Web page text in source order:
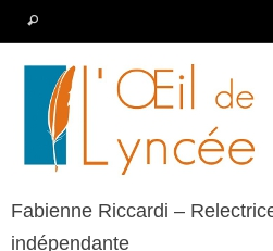
Rechercher
Fabienne Riccardi –
indépendante